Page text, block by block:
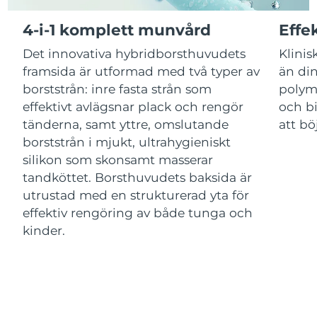
4-i-1 komplett munvård
Det innovativa hybridborsthuvudets
framsida är utformad med två typer av
borststrån: inre fasta strån som
effektivt avlägsnar plack och rengör
tänderna, samt yttre, omslutande
borststrån i mjukt, ultrahygieniskt
silikon som skonsamt masserar
tandköttet. Borsthuvudets baksida är
utrustad med en strukturerad yta för
effektiv rengöring av både tunga och
kinder.
än
och
att
Luxemburg Förväntad leverans10/08/2026
Malaysia Förväntad leverans 13/08/2026
Malta Förväntad leverans10/08/2026
Mexiko Förväntad leverans
Monaco Förväntad leverans11/08/2026
Nederländerna Förväntad leverans10/08/2026